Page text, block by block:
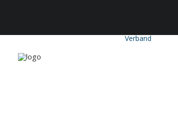
Verband